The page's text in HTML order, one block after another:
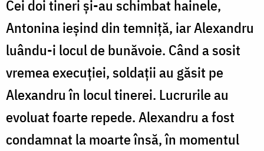
Cei doi tineri și-au schimbat hainele,
Antonina ieșind din temniță, iar Alexandru
luându-i locul de bunăvoie. Când a sosit
vremea execuției, soldații au găsit pe
Alexandru în locul tinerei. Lucrurile au
evoluat foarte repede. Alexandru a fost
condamnat la moarte însă, în momentul